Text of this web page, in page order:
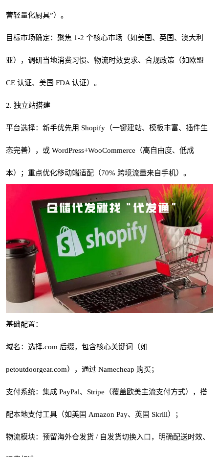
营轻量化厨具”）。
目标市场确定：聚焦 1-2 个核心市场（如美国、英国、澳大利
亚），调研当地消费习惯、物流时效要求、合规政策（如欧盟
CE 认证、美国 FDA 认证）。
2. 独立站搭建
平台选择：新手优先用 Shopify（一键建站、模板丰富、插件生
态完善），或 WordPress+WooCommerce（高自由度、低成
本）；重点优化移动端适配（70% 跨境流量来自手机）。
基础配置：
域名：选择.com 后缀，包含核心关键词（如
petoutdoorgear.com），通过 Namecheap 购买；
支付系统：集成 PayPal、Stripe（覆盖欧美主流支付方式），搭
配本地支付工具（如美国 Amazon Pay、英国 Skrill）；
物流模块：预留海外仓发货 / 自发货切换入口，明确配送时效、